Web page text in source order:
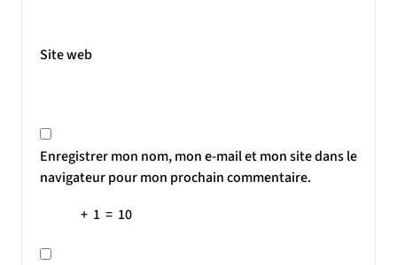
Site web
Enregistrer mon nom, mon e-mail et mon site dans le
navigateur pour mon prochain commentaire.
+ 1 = 10